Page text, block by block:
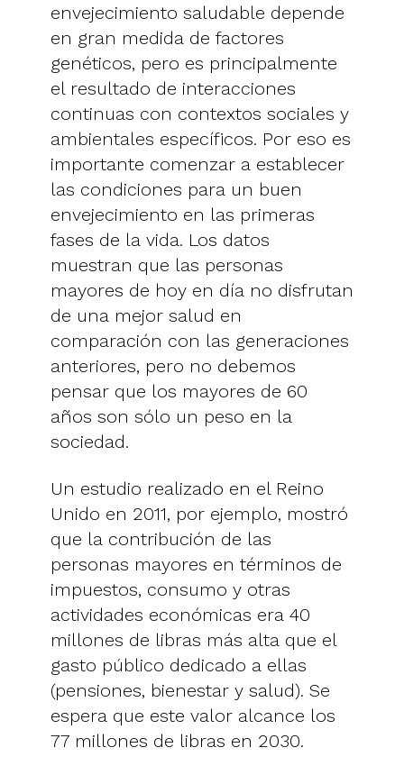
envejecimiento saludable depende
en gran medida de factores
genéticos, pero es principalmente
el resultado de interacciones
continuas con contextos sociales y
ambientales específicos. Por eso es
importante comenzar a establecer
las condiciones para un buen
envejecimiento en las primeras
fases de la vida. Los datos
muestran que las personas
mayores de hoy en día no disfrutan
de una mejor salud en
comparación con las generaciones
anteriores, pero no debemos
pensar que los mayores de 60
años son sólo un peso en la
sociedad.
Un estudio realizado en el Reino
Unido en 2011, por ejemplo, mostró
que la contribución de las
personas mayores en términos de
impuestos, consumo y otras
actividades económicas era 40
millones de libras más alta que el
gasto público dedicado a ellas
(pensiones, bienestar y salud). Se
espera que este valor alcance los
77 millones de libras en 2030.